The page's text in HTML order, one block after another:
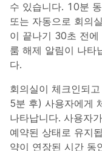
수 있습니다. 10분
또는 자동으로 회의
이 끝나기 30초 전
룸 해제 알림이 나타
다.
회의실이 체크인되
5분 후) 사용자에게
나타납니다. 사용자
예약된 상태로 유지
약이 연장된 시간 동